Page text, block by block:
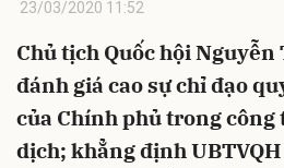
23/03/2020 11:52
Chủ tịch Quốc hội
đánh giá cao sự chỉ đạo
của Chính phủ trong công
dịch; khẳng định